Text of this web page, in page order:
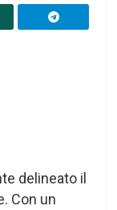
delineato il
Con un